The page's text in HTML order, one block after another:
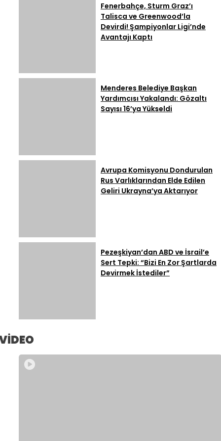
Fenerbahçe, Sturm Graz’ı
Talisca ve Greenwood’la
Devirdi! Şampiyonlar Ligi’nde
Avantajı Kaptı
Menderes Belediye Başkan
Yardımcısı Yakalandı: Gözaltı
Sayısı 16’ya Yükseldi
Avrupa Komisyonu Dondurulan
Rus Varlıklarından Elde Edilen
Geliri Ukrayna’ya Aktarıyor
Pezeşkiyan’dan ABD ve İsrail’e
Sert Tepki: “Bizi En Zor Şartlarda
Devirmek İstediler”